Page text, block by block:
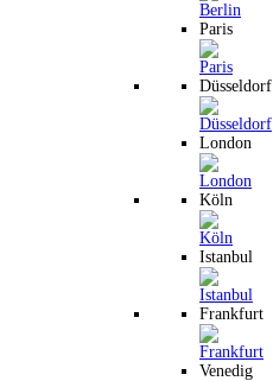
Paris
Düsseldorf
London
Köln
Istanbul
Frankfurt
Venedig